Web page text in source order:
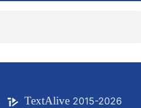
TextAlive 2015-2026